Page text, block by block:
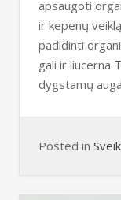
apsaugoti
ir kepenų
padidinti
gali ir liucerna
dygstamų
Posted in